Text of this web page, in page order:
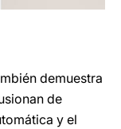
demuestra
de
y el